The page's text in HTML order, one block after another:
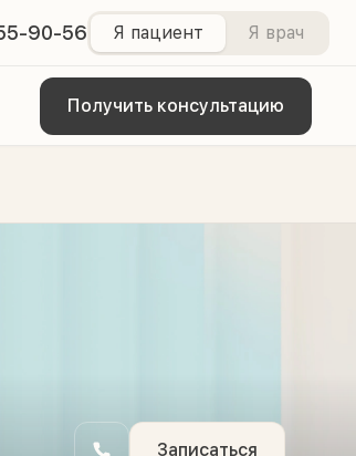
90-56 Я пациент Я врач
Получить консультацию
Записаться